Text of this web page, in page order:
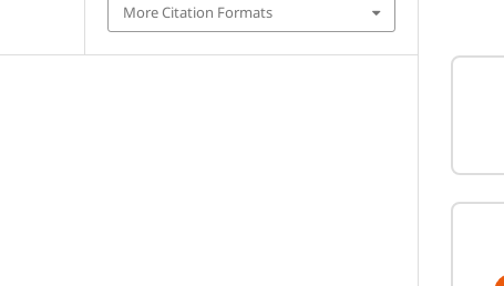
More Citation Formats